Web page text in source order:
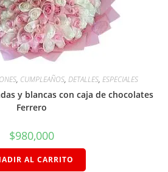
, CUMPLEAÑOS, DETALLES, ESPECIALES
y blancas con caja de chocolates
Ferrero
$980,000
AL CARRITO